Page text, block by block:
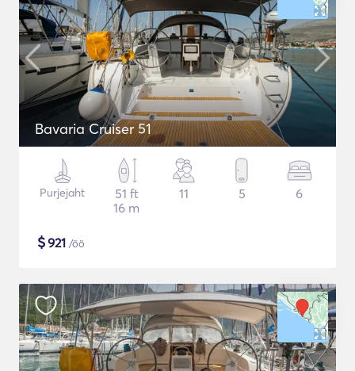
Bavaria Cruiser 51
Purjejaht
51 ft
16 m
11 5 6
$921 /öö